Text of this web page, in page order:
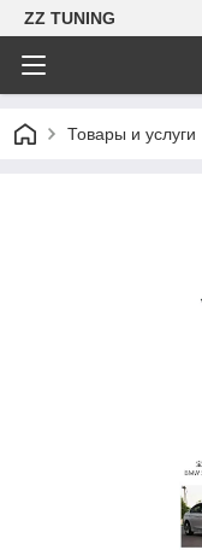
ZZ TUNING
Товары и услуги